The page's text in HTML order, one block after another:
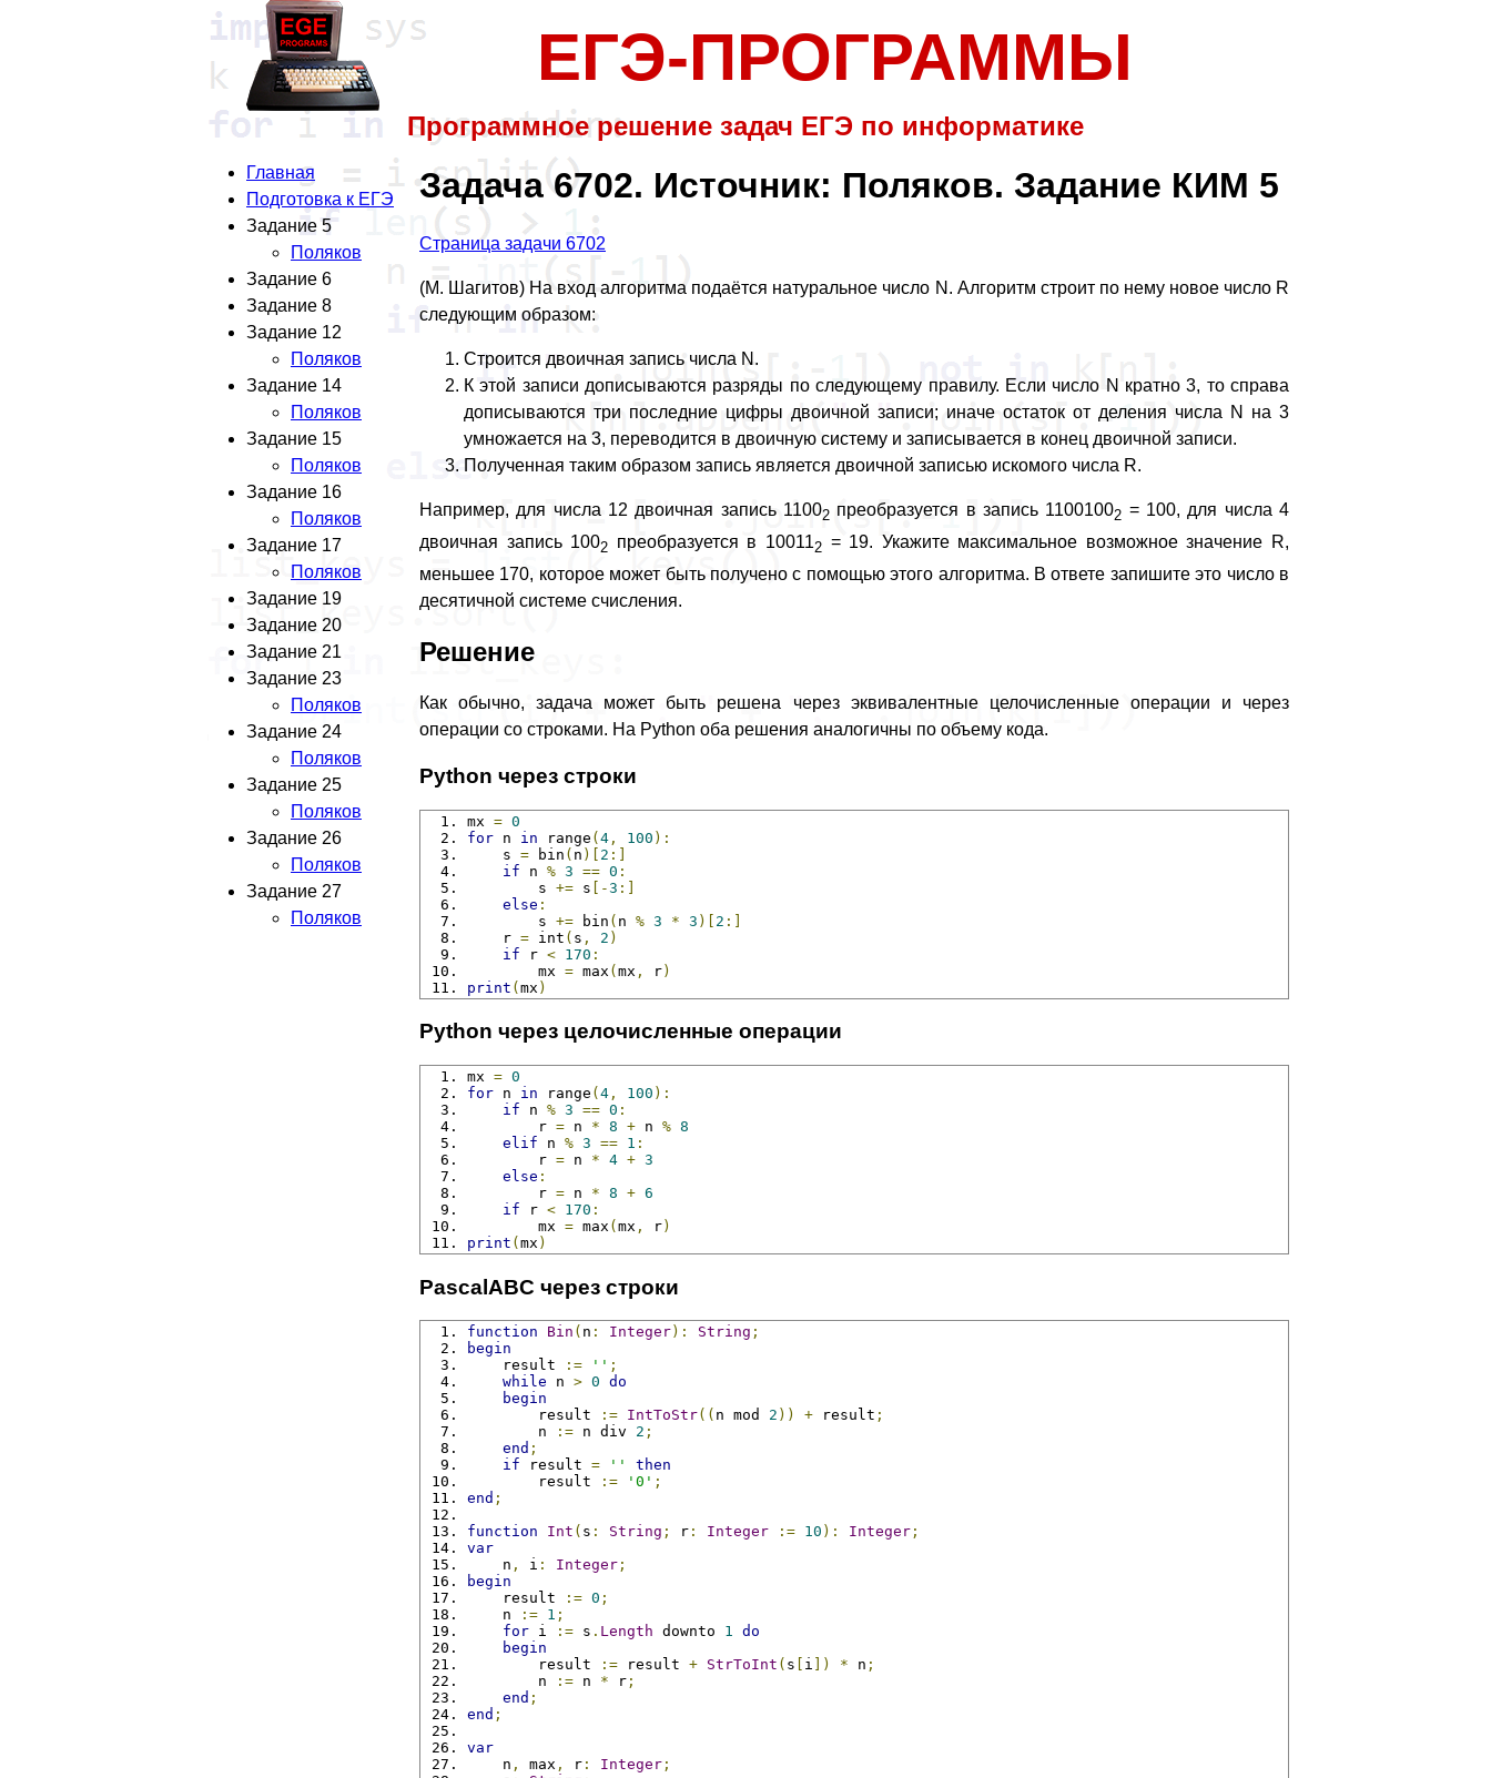
ЕГЭ-ПРОГРАММЫ
Программное решение задач ЕГЭ по информатике
Главная
Подготовка к ЕГЭ
Задание 5
Поляков
Задание 6
Задание 8
Задание 12
Поляков
Задание 14
Поляков
Задание 15
Поляков
Задание 16
Поляков
Задание 17
Поляков
Задание 19
Задание 20
Задание 21
Задание 23
Поляков
Задание 24
Поляков
Задание 25
Поляков
Задание 26
Поляков
Задание 27
Поляков
Задача 6702. Источник: Поляков. Задание КИМ 5
Страница задачи 6702
(М. Шагитов) На вход алгоритма подаётся натуральное число N. Алгоритм строит по нему новое число R
следующим образом:
Строится двоичная запись числа N.
К этой записи дописываются разряды по следующему правилу. Если число N кратно 3, то справа
дописываются три последние цифры двоичной записи; иначе остаток от деления числа N на 3
умножается на 3, переводится в двоичную систему и записывается в конец двоичной записи.
Полученная таким образом запись является двоичной записью искомого числа R.
Например, для числа 12 двоичная запись 11002 преобразуется в запись 11001002 = 100, для числа 4
двоичная запись 1002 преобразуется в 100112= 19. Укажите максимальное возможное значение R,
меньшее 170, которое может быть получено с помощью этого алгоритма. В ответе запишите это число в
десятичной системе счисления.
Решение
Как обычно, задача может быть решена через эквивалентные целочисленные операции и через
операции со строками. На Python оба решения аналогичны по объему кода.
Python через строки
mx = 0
for n in range (4 , 100 ):
    s
= bin ( n )[ 2 :]
if n % 3 == 0 :
        s
+= s [-3 :]
else :
        s
+= bin ( n % 3 * 3 )[ 2 :]
    r
= int ( s , 2 )
if r < 170 :
        mx
= max (mx , r)
print (mx )
Python через целочисленные операции
mx = 0
for n in range ( 4 , 100 ):
if n % 3 == 0 :
        r
= n * 8 + n % 8
elif n % 3 == 1 :
        r
= n * 4 + 3
else :
        r
= n * 8 + 6
if r < 170 :
        mx
= max ( mx , r)
print ( mx )
PascalABC через строки
function Bin ( n : Integer): String ;
begin
    result
:= '' ;
while n > 0 do
begin
        result
:= IntToStr(( n mod 2 )) + result ;
        n
:= n div 2 ;
end ;
if result = ''
then
        result
:= '0' ;
end ;
function
Int ( s : String ; r : Integer := 10 ): Integer ;
var
    n
, i : Integer ;
begin
    result
:= 0 ;
    n
:= 1 ;
for i := s . Length downto 1 do
begin
        result
:= result + StrToInt ( s i ]) * n ;
        n
:= n * r ;
end ;
end ;
var
    n
, max , r : Integer ;